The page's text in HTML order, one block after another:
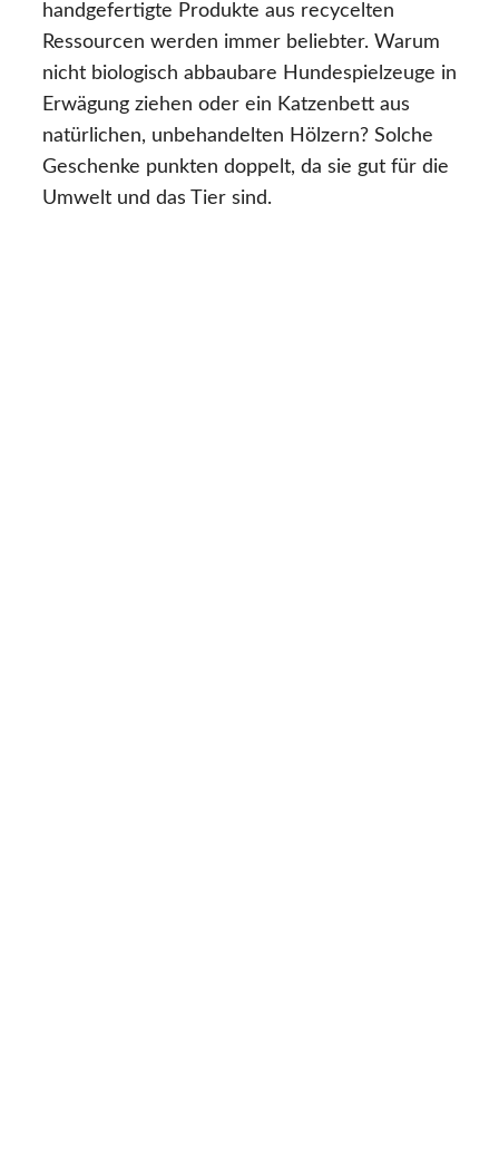
handgefertigte Produkte aus recycelten
Ressourcen werden immer beliebter. Warum
nicht biologisch abbaubare Hundespielzeuge in
Erwägung ziehen oder ein Katzenbett aus
natürlichen, unbehandelten Hölzern? Solche
Geschenke punkten doppelt, da sie gut für die
Umwelt und das Tier sind.